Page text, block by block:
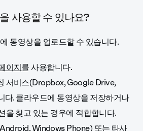
사용할 수 있나요?
동영상을 업로드할 수 있습니다.
이지를 사용합니다.
서비스(Dropbox, Google Drive,
다. 클라우드에 동영상을 저장하거나
을 찾고 있는 경우에 적합합니다.